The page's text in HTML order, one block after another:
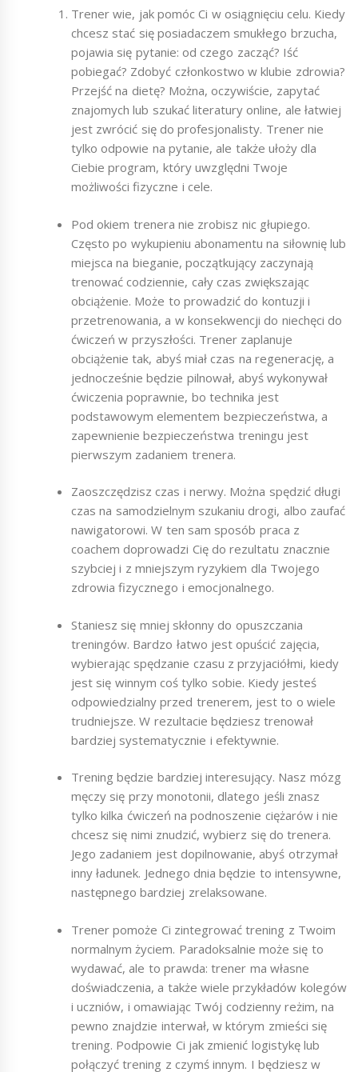
Trener wie, jak pomóc Ci w osiągnięciu celu. Kiedy
chcesz stać się posiadaczem smukłego brzucha,
pojawia się pytanie: od czego zacząć? Iść
pobiegać? Zdobyć członkostwo w klubie zdrowia?
Przejść na dietę? Można, oczywiście, zapytać
znajomych lub szukać literatury online, ale łatwiej
jest zwrócić się do profesjonalisty. Trener nie
tylko odpowie na pytanie, ale także ułoży dla
Ciebie program, który uwzględni Twoje
możliwości fizyczne i cele.
Pod okiem trenera nie zrobisz nic głupiego.
Często po wykupieniu abonamentu na siłownię lub
miejsca na bieganie, początkujący zaczynają
trenować codziennie, cały czas zwiększając
obciążenie. Może to prowadzić do kontuzji i
przetrenowania, a w konsekwencji do niechęci do
ćwiczeń w przyszłości. Trener zaplanuje
obciążenie tak, abyś miał czas na regenerację, a
jednocześnie będzie pilnował, abyś wykonywał
ćwiczenia poprawnie, bo technika jest
podstawowym elementem bezpieczeństwa, a
zapewnienie bezpieczeństwa treningu jest
pierwszym zadaniem trenera.
Zaoszczędzisz czas i nerwy. Można spędzić długi
czas na samodzielnym szukaniu drogi, albo zaufać
nawigatorowi. W ten sam sposób praca z
coachem doprowadzi Cię do rezultatu znacznie
szybciej i z mniejszym ryzykiem dla Twojego
zdrowia fizycznego i emocjonalnego.
Staniesz się mniej skłonny do opuszczania
treningów. Bardzo łatwo jest opuścić zajęcia,
wybierając spędzanie czasu z przyjaciółmi, kiedy
jest się winnym coś tylko sobie. Kiedy jesteś
odpowiedzialny przed trenerem, jest to o wiele
trudniejsze. W rezultacie będziesz trenował
bardziej systematycznie i efektywnie.
Trening będzie bardziej interesujący. Nasz mózg
męczy się przy monotonii, dlatego jeśli znasz
tylko kilka ćwiczeń na podnoszenie ciężarów i nie
chcesz się nimi znudzić, wybierz się do trenera.
Jego zadaniem jest dopilnowanie, abyś otrzymał
inny ładunek. Jednego dnia będzie to intensywne,
następnego bardziej zrelaksowane.
Trener pomoże Ci zintegrować trening z Twoim
normalnym życiem. Paradoksalnie może się to
wydawać, ale to prawda: trener ma własne
doświadczenia, a także wiele przykładów kolegów
i uczniów, i omawiając Twój codzienny reżim, na
pewno znajdzie interwał, w którym zmieści się
trening. Podpowie Ci jak zmienić logistykę lub
połączyć trening z czymś innym. I będziesz w